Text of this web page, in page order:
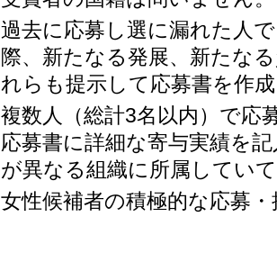
過去に応募し選に漏れた人
際、新たなる発展、新たな
れらも提示して応募書を作
複数人（総計3名以内）で応
応募書に詳細な寄与実績を
が異なる組織に所属してい
女性候補者の積極的な応募